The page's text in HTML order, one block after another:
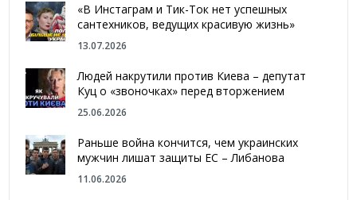
«В Инстаграм и Тик-Ток нет успешных
сантехников, ведущих красивую жизнь»
13.07.2026
Людей накрутили против Киева – депутат
Куц о «звоночках» перед вторжением
25.06.2026
Раньше война кончится, чем украинских
мужчин лишат защиты ЕС – Либанова
11.06.2026